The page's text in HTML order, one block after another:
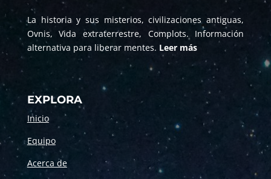
La historia y sus misterios, civilizaciones antiguas,
Ovnis, Vida extraterrestre, Complots. Información
alternativa para liberar mentes. Leer más
EXPLORA
Inicio
Equipo
Acerca de